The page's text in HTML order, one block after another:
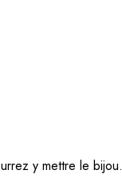
y mettre le bijou.